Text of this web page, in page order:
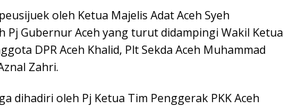
oleh Ketua Majelis Adat Aceh Syeh
Gubernur Aceh yang turut didampingi Wakil Ketua
DPR Aceh Khalid, Plt Sekda Aceh Muhammad
Zahri.
dihadiri oleh Pj Ketua Tim Penggerak PKK Aceh